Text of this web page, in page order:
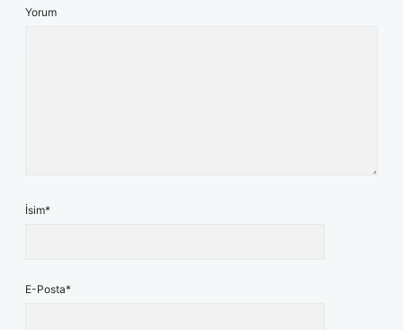
Yorum
İsim*
E-Posta*